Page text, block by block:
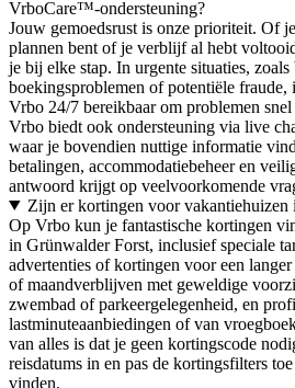
VrboCare™-ondersteuning?
Jouw gemoedsrust is onze prioriteit. Of
plannen bent of je verblijf al hebt
je bij elke stap. In urgente situaties,
boekingsproblemen of potentiële fraude,
Vrbo 24/7 bereikbaar om problemen
Vrbo biedt ook ondersteuning via live
waar je bovendien nuttige informatie
betalingen, accommodatiebeheer en
antwoord krijgt op veelvoorkomende
Zijn er kortingen voor vakantiehuizen
Op Vrbo kun je fantastische kortingen
in Grünwalder Forst, inclusief speciale
advertenties of kortingen voor een
of maandverblijven met geweldige
zwembad of parkeergelegenheid, en
lastminuteaanbiedingen of van
van alles is dat je geen kortingscode
reisdatums in en pas de kortingsfilters
vinden.